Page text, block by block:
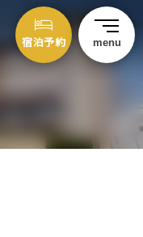
宿泊予約 menu